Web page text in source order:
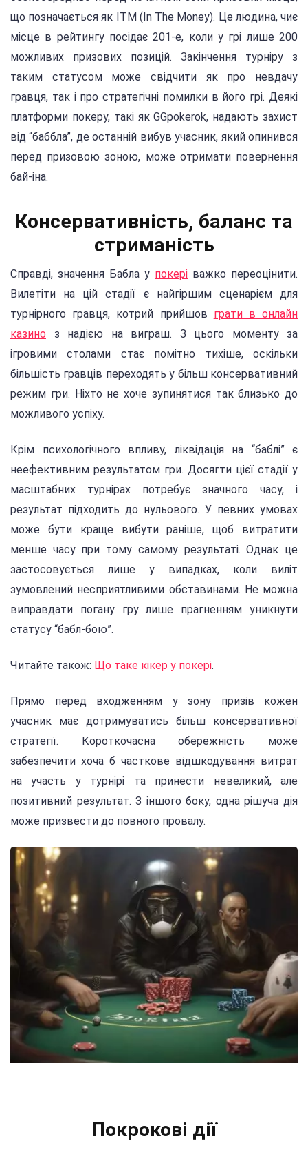
що позначається як ITM (In The Money). Це людина, чиє
місце в рейтингу посідає 201-е, коли у грі лише 200
можливих призових позицій. Закінчення турніру з
таким статусом може свідчити як про невдачу
гравця, так і про стратегічні помилки в його грі. Деякі
платформи покеру, такі як GGpokerok, надають захист
від “баббла”, де останній вибув учасник, який опинився
перед призовою зоною, може отримати повернення
бай-іна.
Консервативність, баланс та
стриманість
Справді, значення Бабла у покері важко переоцінити.
Вилетіти на цій стадії є найгіршим сценарієм для
турнірного гравця, котрий прийшов грати в онлайн
казино з надією на виграш. З цього моменту за
ігровими столами стає помітно тихіше, оскільки
більшість гравців переходять у більш консервативний
режим гри. Ніхто не хоче зупинятися так близько до
можливого успіху.
Крім психологічного впливу, ліквідація на “баблі” є
неефективним результатом гри. Досягти цієї стадії у
масштабних турнірах потребує значного часу, і
результат підходить до нульового. У певних умовах
може бути краще вибути раніше, щоб витратити
менше часу при тому самому результаті. Однак це
застосовується лише у випадках, коли виліт
зумовлений несприятливими обставинами. Не можна
виправдати погану гру лише прагненням уникнути
статусу “бабл-бою”.
Читайте також: Що таке кікер у покері.
Прямо перед входженням у зону призів кожен
учасник має дотримуватись більш консервативної
стратегії. Короткочасна обережність може
забезпечити хоча б часткове відшкодування витрат
на участь у турнірі та принести невеликий, але
позитивний результат. З іншого боку, одна рішуча дія
може призвести до повного провалу.
Покрокові дії